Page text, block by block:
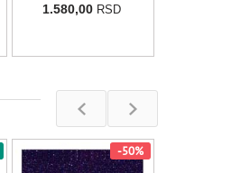
1.580,00 RSD
-50%